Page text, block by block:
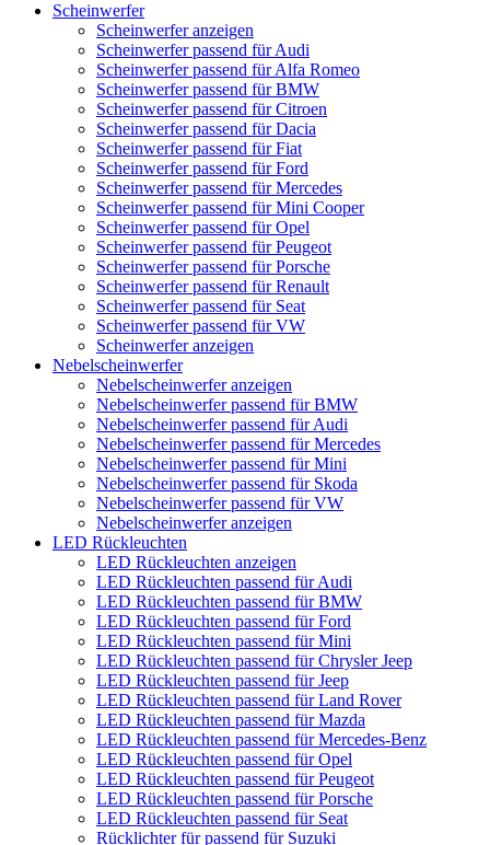
Scheinwerfer
Scheinwerfer anzeigen
Scheinwerfer passend für Audi
Scheinwerfer passend für Alfa Romeo
Scheinwerfer passend für BMW
Scheinwerfer passend für Citroen
Scheinwerfer passend für Dacia
Scheinwerfer passend für Fiat
Scheinwerfer passend für Ford
Scheinwerfer passend für Mercedes
Scheinwerfer passend für Mini Cooper
Scheinwerfer passend für Opel
Scheinwerfer passend für Peugeot
Scheinwerfer passend für Porsche
Scheinwerfer passend für Renault
Scheinwerfer passend für Seat
Scheinwerfer passend für VW
Scheinwerfer anzeigen
Nebelscheinwerfer
Nebelscheinwerfer anzeigen
Nebelscheinwerfer passend für BMW
Nebelscheinwerfer passend für Audi
Nebelscheinwerfer passend für Mercedes
Nebelscheinwerfer passend für Mini
Nebelscheinwerfer passend für Skoda
Nebelscheinwerfer passend für VW
Nebelscheinwerfer anzeigen
LED Rückleuchten
LED Rückleuchten anzeigen
LED Rückleuchten passend für Audi
LED Rückleuchten passend für BMW
LED Rückleuchten passend für Ford
LED Rückleuchten passend für Mini
LED Rückleuchten passend für Chrysler Jeep
LED Rückleuchten passend für Jeep
LED Rückleuchten passend für Land Rover
LED Rückleuchten passend für Mazda
LED Rückleuchten passend für Mercedes-Benz
LED Rückleuchten passend für Opel
LED Rückleuchten passend für Peugeot
LED Rückleuchten passend für Porsche
LED Rückleuchten passend für Seat
Rücklichter für passend für Suzuki